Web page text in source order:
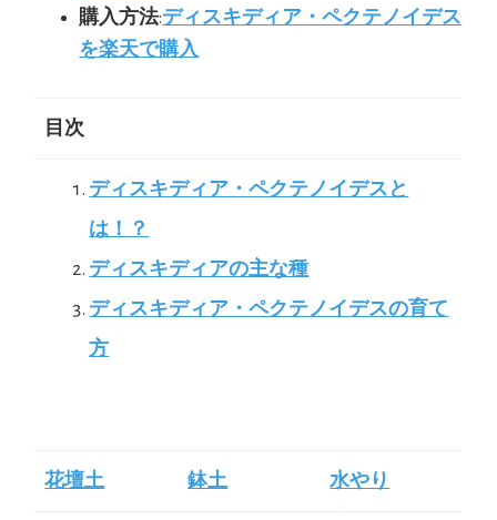
購入方法:ディスキディア・ペクテノイデス
を楽天で購入
目次
ディスキディア・ペクテノイデスと
は！？
ディスキディアの主な種
ディスキディア・ペクテノイデスの育て
方
花壇土 鉢土 水やり